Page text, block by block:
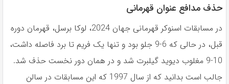
حذف مدافع عنوان قهرمانی
در مسابقات اسنوكر قهرمانى جهان 2024، لوكا برسل، قهرمان دوره
قبل، در حالى كه 6-9 جلو بود و تنها يک فريم تا برد فاصله داشت،
10-9 مغلوب ديويد گيلبرت شد و در همان دور نخست حذف شد.
جالب است بدانید که از سال 1997 که این مسابقات در سالن